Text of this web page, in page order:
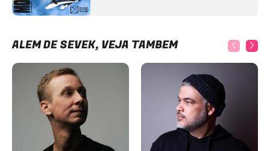
ALÉM DE SEVEK, VEJA TAMBÉM